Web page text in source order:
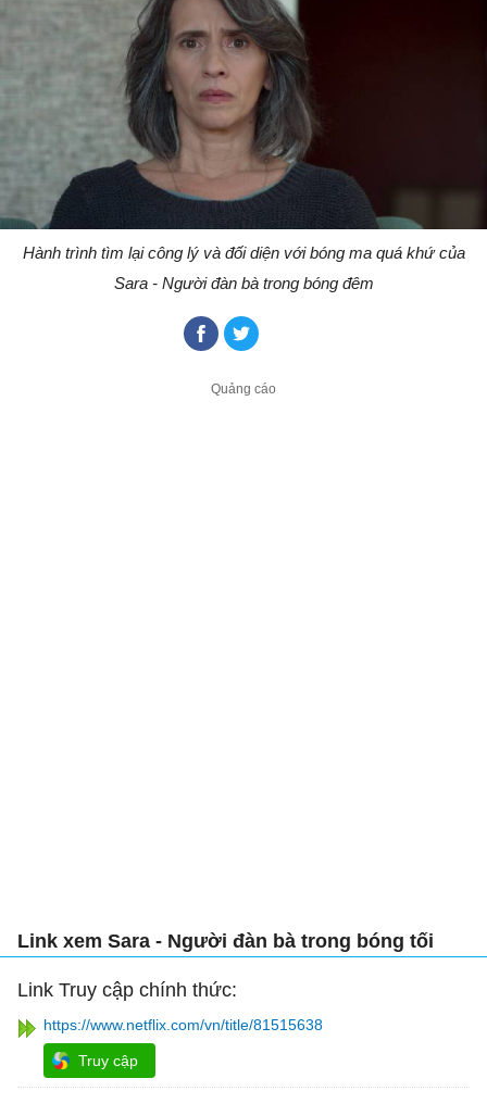
Hành trình tìm lại công lý và đối diện với bóng ma quá khứ của
Sara - Người đàn bà trong bóng đêm
Link xem Sara - Người đàn bà trong bóng tối
Link Truy cập chính thức:
https://www.netflix.com/vn/title/81515638
Truy cập